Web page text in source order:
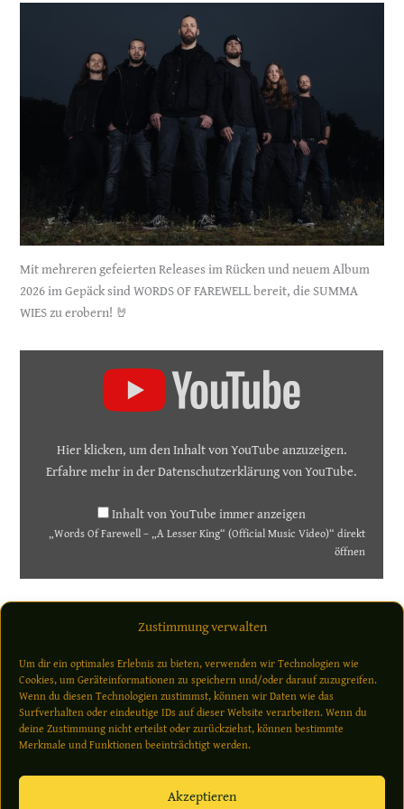
Zustimmung verwalten
Um dir ein optimales Erlebnis zu bieten, verwenden wir Technologien wie
Cookies, um Geräteinformationen zu speichern und/oder darauf zuzugreifen.
Wenn du diesen Technologien zustimmst, können wir Daten wie das
Surfverhalten oder eindeutige IDs auf dieser Website verarbeiten. Wenn du
deine Zustimmung nicht erteilst oder zurückziehst, können bestimmte
Merkmale und Funktionen beeinträchtigt werden.
Akzeptieren
Mit mehreren gefeierten Releases im Rücken und neuem Album
2026 im Gepäck sind WORDS OF FAREWELL bereit, die SUMMA
WIES zu erobern! 🤘
„Words
(Official
Video)“
Hier klicken, um den Inhalt von YouTube anzuzeigen.
Erfahre mehr in derDatenschutzerklärung von YouTube.
Inhalt von YouTube immer anzeigen
„Words Of Farewell – „A Lesser King“ (Official Music Video)“ direkt
öffnen
Impressum
AGB
Widerrufsbelehrung
Datenschutzerklärung